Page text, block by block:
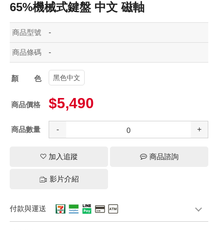
65%機械式鍵盤 中文 磁軸
商品型號 -
商品條碼 -
顏色黑色中文
商品價格 $5,490
商品數量 - +
加入追蹤 商品諮詢
影片介紹
付款與運送